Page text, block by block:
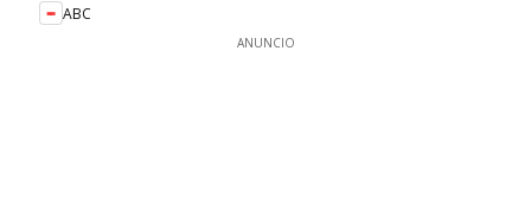
ABC
ANUNCIO